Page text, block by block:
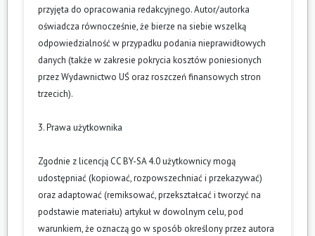
przyjęta do opracowania redakcyjnego. Autor/autorka
oświadcza równocześnie, że bierze na siebie wszelką
odpowiedzialność w przypadku podania nieprawidłowych
danych (także w zakresie pokrycia kosztów poniesionych
przez Wydawnictwo UŚ oraz roszczeń finansowych stron
trzecich).
3. Prawa użytkownika
Zgodnie z licencją CC BY-SA 4.0 użytkownicy mogą
udostępniać (kopiować, rozpowszechniać i przekazywać)
oraz adaptować (remiksować, przekształcać i tworzyć na
podstawie materiału) artykuł w dowolnym celu, pod
warunkiem, że oznaczą go w sposób określony przez autora